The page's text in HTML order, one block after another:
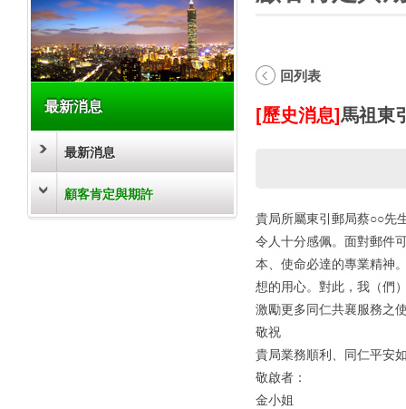
最新消息
最新消息
顧客肯定與期許
回列表
[歷史消息]馬祖東
貴局所屬東引郵局蔡○○先
令人十分感佩。面對郵件
本、使命必達的專業精神
想的用心。對此，我（們
激勵更多同仁共襄服務之
敬祝
貴局業務順利、同仁平安
敬啟者：
金小姐